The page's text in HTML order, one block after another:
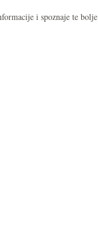
i spoznaje te bolje